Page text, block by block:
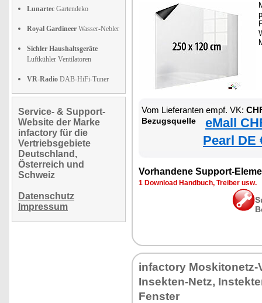
Lunartec Gartendeko
Royal Gardineer Wasser-Nebler
Sichler Haushaltsgeräte
Luftkühler Ventilatoren
VR-Radio DAB-HiFi-Tuner
Service- & Support-
Website der Marke
infactory für die
Vertriebsgebiete
Deutschland,
Österreich und
Schweiz
Datenschutz
Impressum
Vom Lieferanten empf. VK:
Bezugsquelle
eMall
Pearl DE
Vorhandene Support-
1 Download Handbuch, Treiber usw.
infactory Moskitonetz-
Insekten-Netz,
Fenster